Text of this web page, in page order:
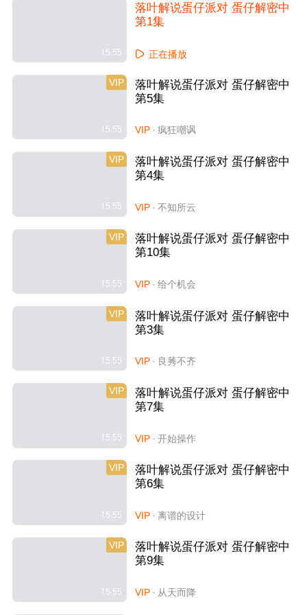
15:55
落叶解说蛋仔派对 蛋仔解密中
第1集
正在播放
15:55
VIP
落叶解说蛋仔派对 蛋仔解密中
第5集
VIP · 疯狂嘲讽
15:55
VIP
落叶解说蛋仔派对 蛋仔解密中
第4集
VIP · 不知所云
15:55
VIP
落叶解说蛋仔派对 蛋仔解密中
第10集
VIP · 给个机会
15:55
VIP
落叶解说蛋仔派对 蛋仔解密中
第3集
VIP · 良莠不齐
15:55
VIP
落叶解说蛋仔派对 蛋仔解密中
第7集
VIP · 开始操作
15:55
VIP
落叶解说蛋仔派对 蛋仔解密中
第6集
VIP · 离谱的设计
15:55
VIP
落叶解说蛋仔派对 蛋仔解密中
第9集
VIP · 从天而降